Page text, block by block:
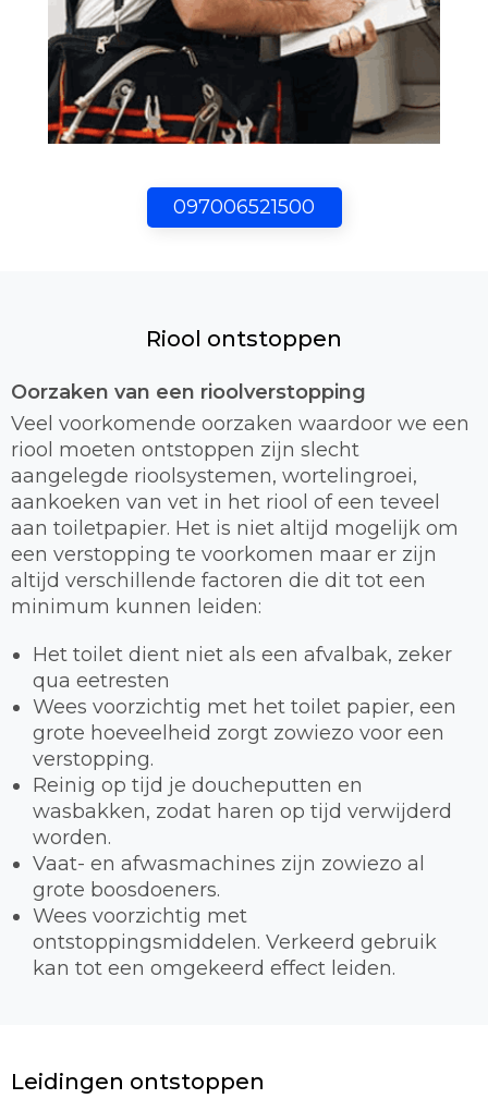
097006521500
Riool ontstoppen
Oorzaken van een rioolverstopping
Veel voorkomende oorzaken waardoor we een
riool moeten ontstoppen zijn slecht
aangelegde rioolsystemen, wortelingroei,
aankoeken van vet in het riool of een teveel
aan toiletpapier. Het is niet altijd mogelijk om
een verstopping te voorkomen maar er zijn
altijd verschillende factoren die dit tot een
minimum kunnen leiden:
Het toilet dient niet als een afvalbak, zeker
qua eetresten
Wees voorzichtig met het toilet papier, een
grote hoeveelheid zorgt zowiezo voor een
verstopping.
Reinig op tijd je doucheputten en
wasbakken, zodat haren op tijd verwijderd
worden.
Vaat- en afwasmachines zijn zowiezo al
grote boosdoeners.
Wees voorzichtig met
ontstoppingsmiddelen. Verkeerd gebruik
kan tot een omgekeerd effect leiden.
Leidingen ontstoppen